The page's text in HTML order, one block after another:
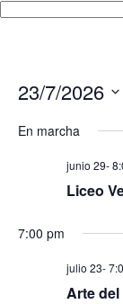
23/7/2026
fecha.
En marcha
junio 29-
Liceo
7:00 pm
julio 23-
Arte